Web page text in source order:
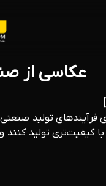
عکاسی از
تولید
تولید کنند